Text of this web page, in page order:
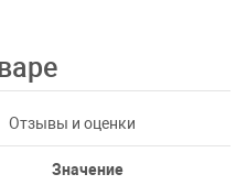
Отзывы и оценки
Значение